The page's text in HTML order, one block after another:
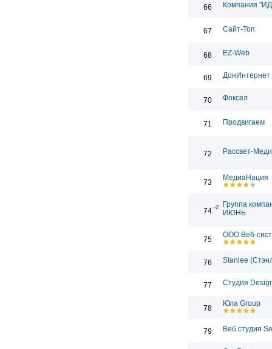
66 Компания
67 Сайт-Топ
68 EZ-Web
69 ДонИнтернет
70 Фоксел
71 Продвигаем
72 Рассвет-
73
МедиаНация
74 -2
Группа
ИЮНЬ
75
ООО Веб-
76 Stanlee
77 Студия
78
Юла Group
79 Веб студия